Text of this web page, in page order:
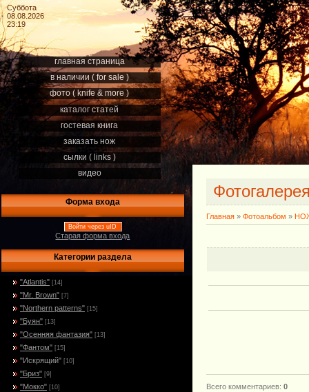
Суббота
08.08.2026
23:19
главная страница
в наличии ( for sale )
фото ( knife & more )
каталог статей
гостевая книга
заказать нож
сылки ( links )
видео
Форма входа
Войти через uID
Старая форма входа
Категории раздела
"Atlantis" [14]
"Mr. Brown" [7]
"Northern patterns" [15]
"Буян" [13]
"Осенняя фантазия" [13]
"Фантом" [15]
"Искрящий" [10]
"Бриз" [9]
"Мокко" [10]
Главная » Фотоальбом »
Всего комментариев: 0